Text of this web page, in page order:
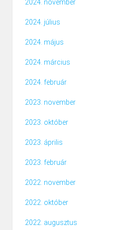
2024. november
2024. július
2024. május
2024. március
2024. február
2023. november
2023. október
2023. április
2023. február
2022. november
2022. október
2022. augusztus